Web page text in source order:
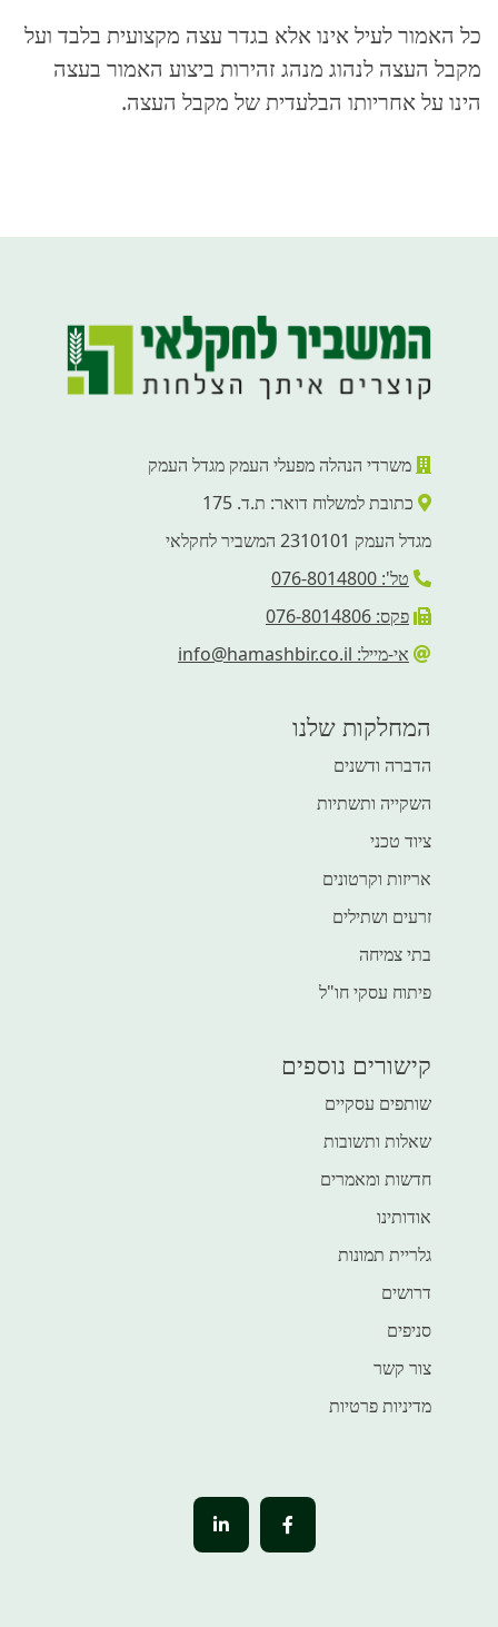
כל האמור לעיל אינו אלא בגדר עצה מקצועית בלבד ועל
מקבל העצה לנהוג מנהג זהירות ביצוע האמור בעצה
הינו על אחריותו הבלעדית של מקבל העצה.
משרדי הנהלה מפעלי העמק מגדל העמק
כתובת למשלוח דואר: ת.ד. 175
מגדל העמק 2310101 המשביר לחקלאי
טל': 076-8014800
פקס: 076-8014806
אי-מייל: info@hamashbir.co.il
המחלקות שלנו
הדברה ודשנים
השקייה ותשתיות
ציוד טכני
אריזות וקרטונים
זרעים ושתילים
בתי צמיחה
פיתוח עסקי חו"ל
קישורים נוספים
שותפים עסקיים
שאלות ותשובות
חדשות ומאמרים
אודותינו
גלריית תמונות
דרושים
סניפים
צור קשר
מדיניות פרטיות